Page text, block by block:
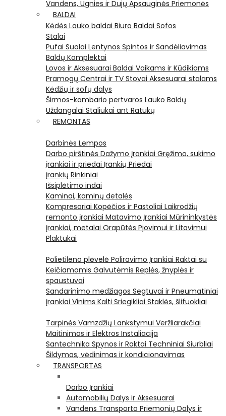
Vandens, Ugnies ir Dujų Apsauginės Priemonės
BALDAI
Kėdės Lauko baldai Biuro Baldai Sofos
Stalai
Pufai Suolai Lentynos Spintos ir Sandėliavimas
Baldų Komplektai
Lovos ir Aksesuarai Baldai Vaikams ir Kūdikiams
Pramogų Centrai ir TV Stovai Aksesuarai stalams
Kėdžių ir sofų dalys
Širmos-kambario pertvaros Lauko Baldų
Uždangalai Staliukai ant Ratukų
REMONTAS
Darbinės Lempos
Darbo pirštinės Dažymo Įrankiai Gręžimo, sukimo
įrankiai ir priedai Įrankių Priedai
Įrankių Rinkiniai
Išsiplėtimo indai
Kaminai, kaminų detalės
Kompresoriai Kopėčios ir Pastoliai Laikrodžių
remonto įrankiai Matavimo Įrankiai Mūrininkystės
Įrankiai, metalai Orapūtės Pjovimui ir Litavimui
Plaktukai
Polietileno plėvelė Poliravimo Įrankiai Raktai su
Keičiamomis Galvutėmis Replės, žnyplės ir
spaustuvai
Sandarinimo medžiagos Segtuvai ir Pneumatiniai
Įrankiai Vinims Kalti Sriegikliai Staklės, šlifuokliai
Tarpinės Vamzdžių Lankstymui Veržliarakčiai
Maitinimas ir Elektros Instaliacija
Santechnika Spynos ir Raktai Techniniai Siurbliai
Šildymas, vėdinimas ir kondicionavimas
TRANSPORTAS
Darbo Įrankiai
Automobilių Dalys ir Aksesuarai
Vandens Transporto Priemonių Dalys ir